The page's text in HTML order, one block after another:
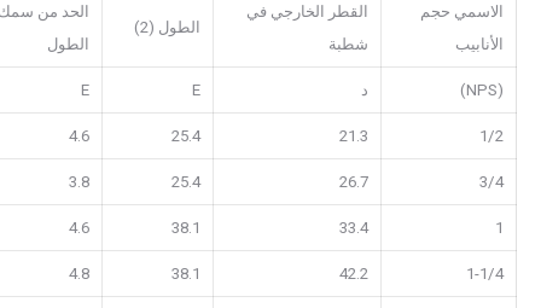
الاسمي حجم
الأنابيب
القطر الخارجي في
شطبة
الطول (2)
الحد من
الطول
(NPS) د E
E
1/2
21.3
25.4
4.6
3/4
26.7
25.4
3.8
1
33.4
38.1
4.6
1-1/4
42.2
38.1
4.8